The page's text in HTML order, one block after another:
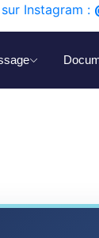
Instagram :